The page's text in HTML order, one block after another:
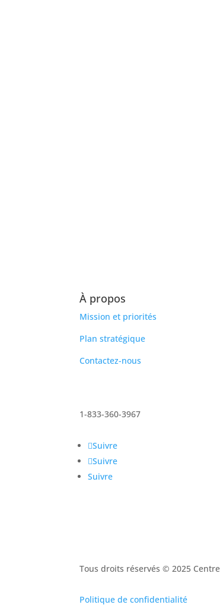
À propos
Mission et priorités
Plan stratégique
Contactez-nous
1-833-360-3967
Suivre
Suivre
Suivre
Tous droits réservés © 2025
Politique de confidentialité